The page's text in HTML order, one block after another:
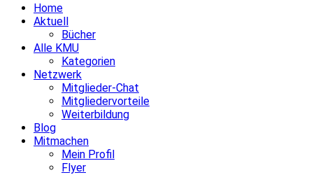
Home
Aktuell
Bücher
Alle KMU
Kategorien
Netzwerk
Mitglieder-Chat
Mitgliedervorteile
Weiterbildung
Blog
Mitmachen
Mein Profil
Flyer